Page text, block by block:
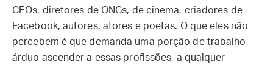
CEOs, diretores de ONGs, de cinema, criadores de
Facebook, autores, atores e poetas. O que eles não
percebem é que demanda uma porção de trabalho
árduo ascender a essas profissões, a qualquer